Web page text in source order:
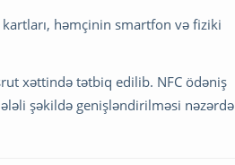
həmçinin smartfon və fiziki
xəttində tətbiq edilib. NFC ödəniş
şəkildə genişləndirilməsi nəzərdə